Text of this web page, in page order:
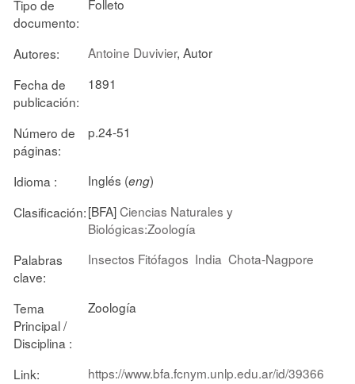
Tipo de
documento:
Folleto
Autores: Antoine Duvivier, Autor
Fecha de
publicación:
1891
Número de
páginas:
p.24-51
Idioma : Inglés (eng)
Clasificación:[BFA]Ciencias Naturales y
Biológicas:Zoología
Palabras
clave:
Insectos Fitófagos India Chota-Nagpore
Tema
Principal /
Disciplina :
Zoología
Link: https://www.bfa.fcnym.unlp.edu.ar/id/39366